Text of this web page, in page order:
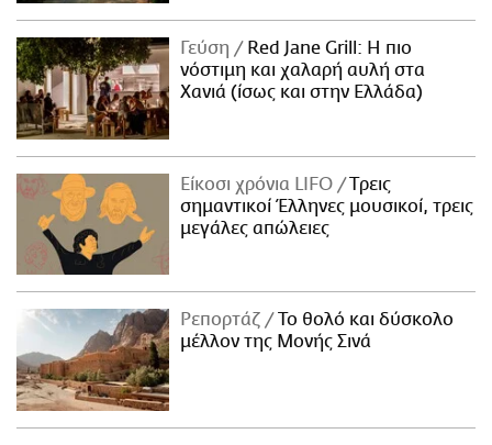
Γεύση
Red Jane Grill: Η πιο
νόστιμη και χαλαρή αυλή στα
Χανιά (ίσως και στην Ελλάδα)
Είκοσι χρόνια LIFO
Tρεις
σημαντικοί Έλληνες μουσικοί, τρεις
μεγάλες απώλειες
Ρεπορτάζ
Το θολό και δύσκολο
μέλλον της Μονής Σινά